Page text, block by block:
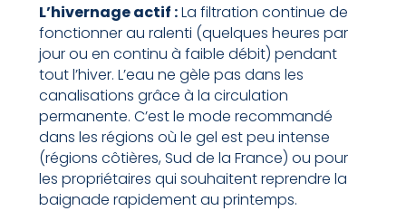
L’hivernage actif :La filtration continue de
fonctionner au ralenti (quelques heures par
jour ou en continu à faible débit) pendant
tout l’hiver. L’eau ne gèle pas dans les
canalisations grâce à la circulation
permanente. C’est le mode recommandé
dans les régions où le gel est peu intense
(régions côtières, Sud de la France) ou pour
les propriétaires qui souhaitent reprendre la
baignade rapidement au printemps.